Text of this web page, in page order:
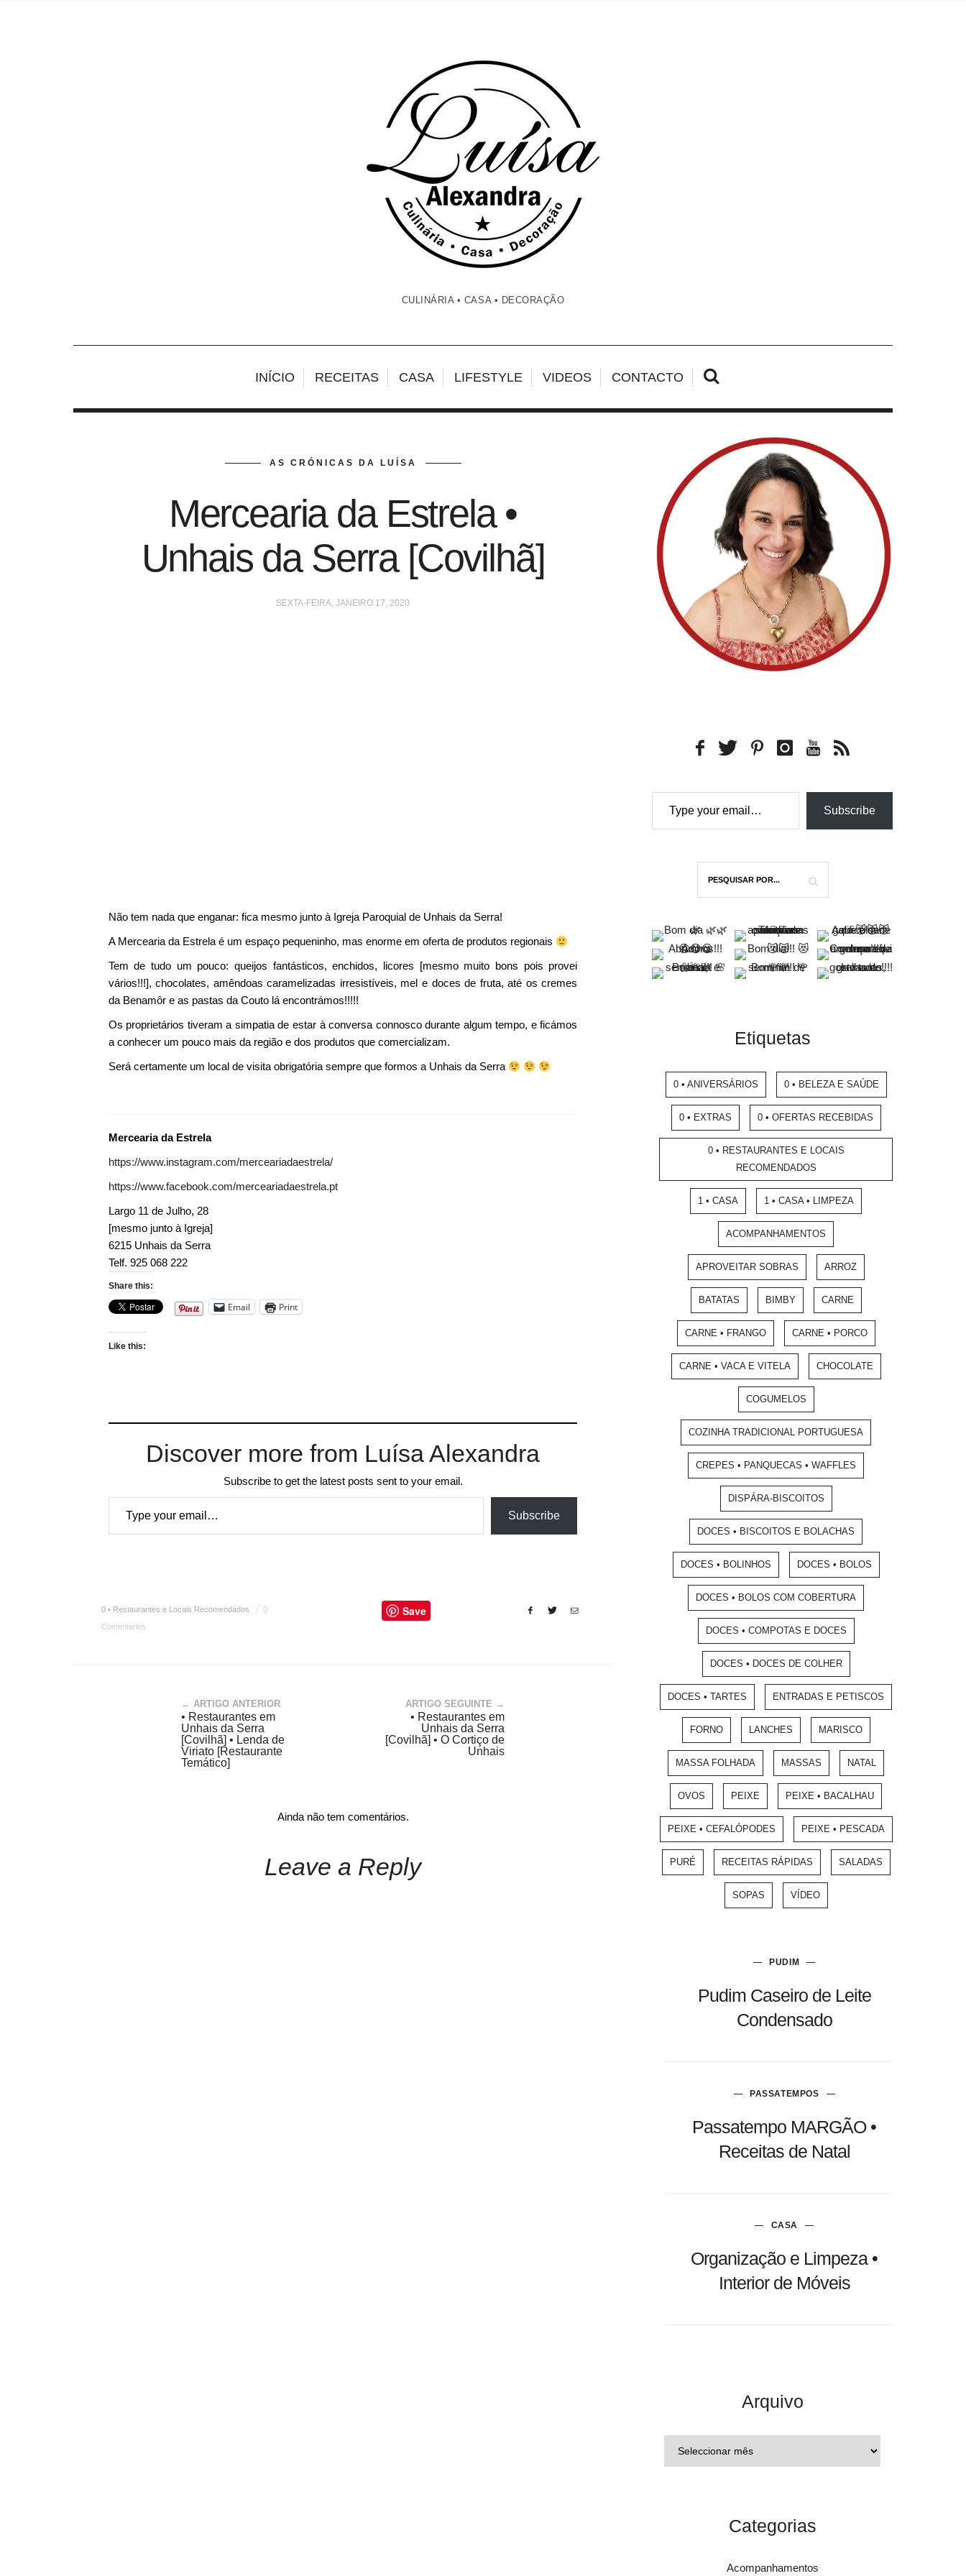
CULINÁRIA • CASA • DECORAÇÃO
INÍCIO RECEITAS CASA LIFESTYLE VIDEOS CONTACTO
AS CRÓNICAS DA LUÍSA
Mercearia da Estrela •
Unhais da Serra [Covilhã]
SEXTA-FEIRA, JANEIRO 17, 2020
Não tem nada que enganar: fica mesmo junto à Igreja Paroquial de Unhais da Serra!
A Mercearia da Estrela é um espaço pequeninho, mas enorme em oferta de produtos regionais
Tem de tudo um pouco: queijos fantásticos, enchidos, licores [mesmo muito bons pois provei
vários!!!], chocolates, amêndoas caramelizadas irresistíveis, mel e doces de fruta, até os cremes
da Benamôr e as pastas da Couto lá encontrámos!!!!!
Os proprietários tiveram a simpatia de estar à conversa connosco durante algum tempo, e ficámos
a conhecer um pouco mais da região e dos produtos que comercializam.
Será certamente um local de visita obrigatória sempre que formos a Unhais da Serra
Mercearia da Estrela
https://www.instagram.com/merceariadaestrela/
https://www.facebook.com/merceariadaestrela.pt
Largo 11 de Julho, 28
[mesmo junto à Igreja]
6215 Unhais da Serra
Telf. 925 068 222
Share this:
Email Print
Like this:
Discover more from Luísa Alexandra
Subscribe to get the latest posts sent to your email.
Type your email…
Subscribe
0 • Restaurantes e Locais Recomendados
0
Comentários
Save
← ARTIGO ANTERIOR
• Restaurantes em
Unhais da Serra
[Covilhã] • Lenda de
Viriato [Restaurante
Temático]
ARTIGO SEGUINTE →
• Restaurantes em
Unhais da Serra
[Covilhã] • O Cortiço de
Unhais
Ainda não tem comentários.
Leave a Reply
Type your email…
Subscribe
Etiquetas
0 • ANIVERSÁRIOS 0 • BELEZA E SAÚDE
0 • EXTRAS 0 • OFERTAS RECEBIDAS
0 • RESTAURANTES E LOCAIS
RECOMENDADOS
1 • CASA 1 • CASA • LIMPEZA
ACOMPANHAMENTOS
APROVEITAR SOBRAS ARROZ
BATATAS BIMBY CARNE
CARNE • FRANGO CARNE • PORCO
CARNE • VACA E VITELA CHOCOLATE
COGUMELOS
COZINHA TRADICIONAL PORTUGUESA
CREPES • PANQUECAS • WAFFLES
DISPÁRA-BISCOITOS
DOCES • BISCOITOS E BOLACHAS
DOCES • BOLINHOS DOCES • BOLOS
DOCES • BOLOS COM COBERTURA
DOCES • COMPOTAS E DOCES
DOCES • DOCES DE COLHER
DOCES • TARTES ENTRADAS E PETISCOS
FORNO LANCHES MARISCO
MASSA FOLHADA MASSAS NATAL
OVOS PEIXE PEIXE • BACALHAU
PEIXE • CEFALÓPODES PEIXE • PESCADA
PURÉ RECEITAS RÁPIDAS SALADAS
SOPAS VÍDEO
PUDIM
Pudim Caseiro de Leite
Condensado
PASSATEMPOS
Passatempo MARGÃO •
Receitas de Natal
CASA
Organização e Limpeza •
Interior de Móveis
Arquivo
Categorias
Acompanhamentos